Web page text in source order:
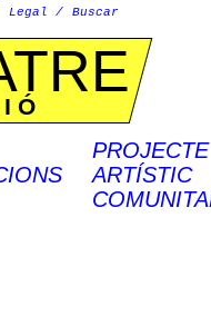
Legal
PROJECTE
ARTÍSTIC